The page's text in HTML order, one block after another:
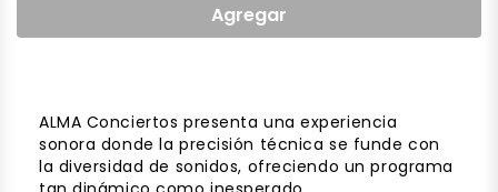
Agregar
ALMA Conciertos presenta una experiencia
sonora donde la precisión técnica se funde con
la diversidad de sonidos, ofreciendo un programa